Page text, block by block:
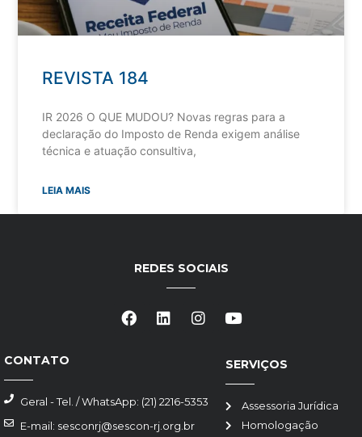
REVISTA 184
IR 2026 O QUE MUDOU? Novas regras para a
declaração do Imposto de Renda exigem análise
técnica e atuação consultiva,
LEIA MAIS
SERVIÇOS
Assessoria Jurídica
Homologação
CONTATO
Geral - Tel. / WhatsApp: (21) 2216-5353
E-mail: sesconrj@sescon-rj.org.br
REDES SOCIAIS